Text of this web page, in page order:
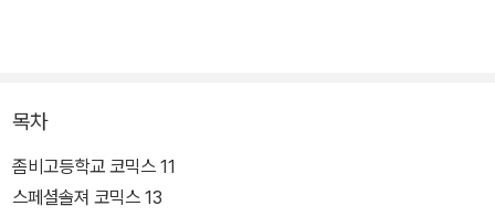
목차
좀비고등학교 코믹스 11
스페셜솔져 코믹스 13